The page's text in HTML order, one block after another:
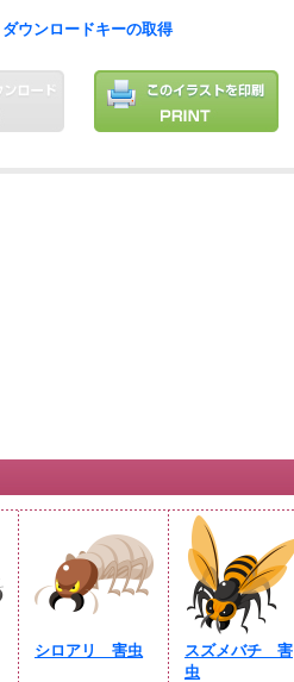
ダウンロードキーの取得
シロアリ 害虫
スズメバチ 害
虫